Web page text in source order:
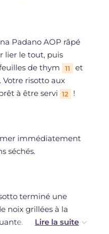
Padano AOP râpé
lier le tout, puis
de thym
11
et
Votre risotto aux
à être servi 12 !
immédiatement
séchés.
terminé une
noix grillées à la